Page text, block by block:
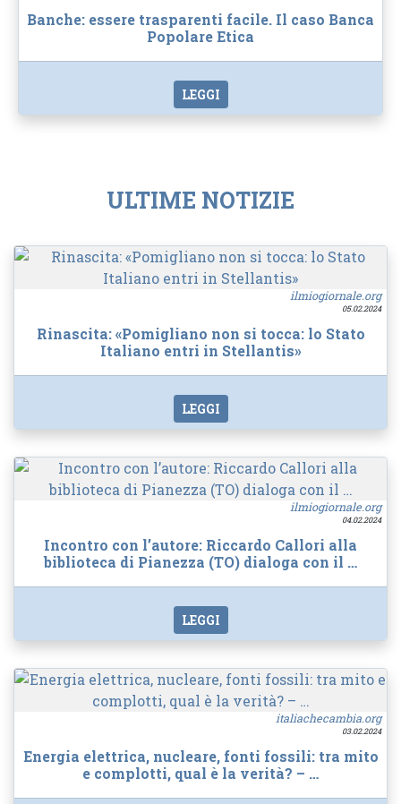
Banche: essere trasparenti facile. Il caso Banca
Popolare Etica
LEGGI
ULTIME NOTIZIE
ilmiogiornale.org
05.02.2024
Rinascita: «Pomigliano non si tocca: lo Stato
Italiano entri in Stellantis»
LEGGI
ilmiogiornale.org
04.02.2024
Incontro con l’autore: Riccardo Callori alla
biblioteca di Pianezza (TO) dialoga con il …
LEGGI
italiachecambia.org
03.02.2024
Energia elettrica, nucleare, fonti fossili: tra mito
e complotti, qual è la verità? – …